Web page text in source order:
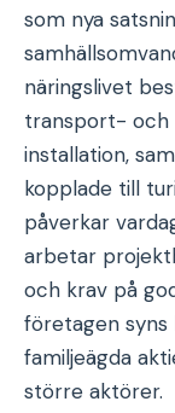
som nya
näringslivet
transport- och
installation,
kopplade till
påverkar
arbetar
och krav på
företagen syns
familjeägda
större aktörer.